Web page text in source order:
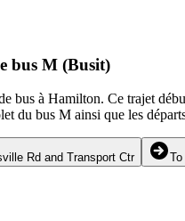
bus M (Busit)
bus à Hamilton. Ce trajet
du bus M ainsi que les
Rd and Transport Ctr